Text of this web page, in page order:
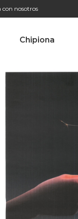
con nosotros
Chipiona